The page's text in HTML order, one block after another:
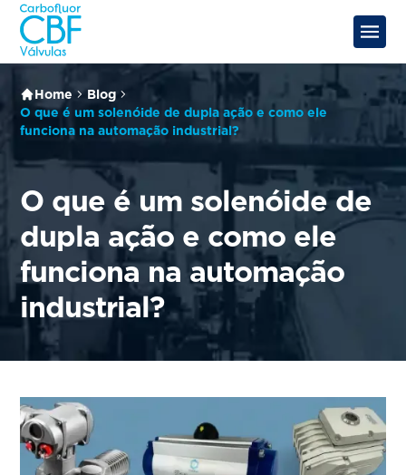
Home
Blog
O que é um solenóide de dupla ação e como ele
funciona na automação industrial?
O que é um solenóide de
dupla ação e como ele
funciona na automação
industrial?